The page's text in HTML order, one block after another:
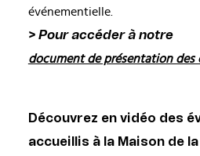
événementielle.
> Pour accéder à notre
document de présentation des
Découvrez en vidéo des
accueillis à la Maison de